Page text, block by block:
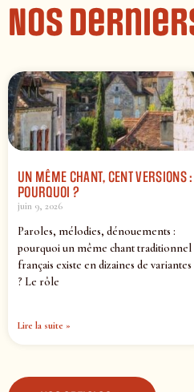
Nos
UN MÊME CHANT, CENT VERSIONS :
POURQUOI ?
juin 9, 2026
Paroles, mélodies, dénouements :
pourquoi un même chant traditionnel
français existe en dizaines de variantes
? Le rôle
Lire la suite »